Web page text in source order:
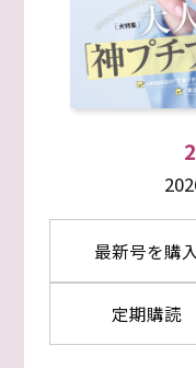
最新号を購入
定期購読